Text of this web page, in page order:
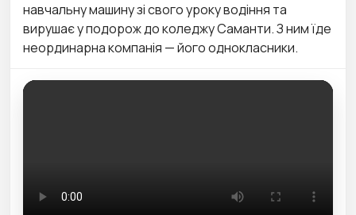
навчальну машину зі свого уроку водіння та
вирушає у подорож до коледжу Саманти. З ним їде
неординарна компанія — його однокласники. ​